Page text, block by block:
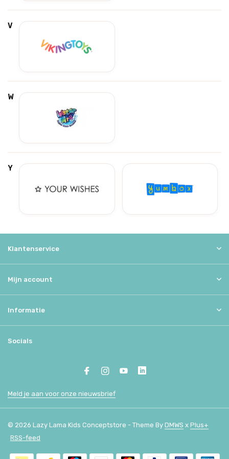
V
W
Y
Klantenservice
Mijn account
Informatie
Socials
Meld je aan voor onze nieuwsbrief
© 2026 Lazy Lama Kids Conceptstore - Theme By DMWS x Plus+
RSS-feed